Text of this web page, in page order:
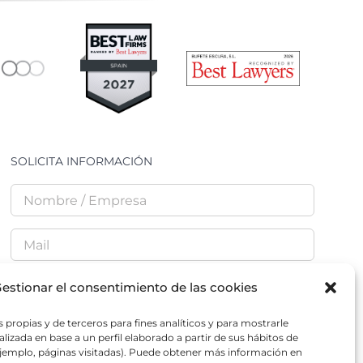
el consentimiento de las cookies
propias y de terceros para fines analíticos y para mostrarle
en base a un perfil elaborado a partir de sus hábitos de
páginas visitadas). Puede obtener más información en
SOLICITA INFORMACIÓN
He leído y acepto laPolítica de Privacidad